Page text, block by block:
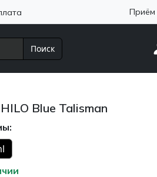
Приём
Поиск
Blue Talisman